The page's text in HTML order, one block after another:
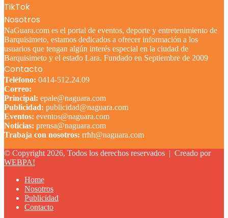
TikTok
Nosotros
NaGuara.com es el portal de eventos, deporte y entretenimiento de
Barquisimeto, estamos dedicados a ofrecer información a los
usuarios que tengan algún interés especial en la ciudad de
Barquisimeto y el estado Lara. Fundado en Septiembre de 2009
Contacto
Teléfono: 0414-512.24.09
Correo:
Principal: epale@naguara.com
Publicidad: publicidad@naguara.com
Eventos: eventos@naguara.com
Noticias: prensa@naguara.com
Trabaja con nosotros: rrhh@naguara.com
© Copyright 2026, Todos los derechos reservados | Creado por
WEBPA!
Home
Nosotros
Publicidad
Contacto